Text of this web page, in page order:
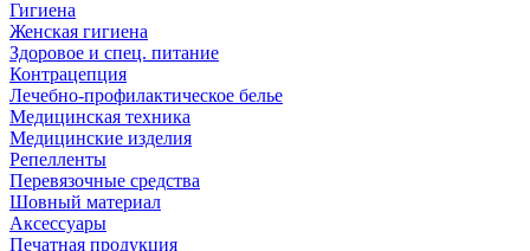
Гигиена
Женская гигиена
Здоровое и спец. питание
Контрацепция
Лечебно-профилактическое белье
Медицинская техника
Медицинские изделия
Репелленты
Перевязочные средства
Шовный материал
Аксессуары
Печатная продукция